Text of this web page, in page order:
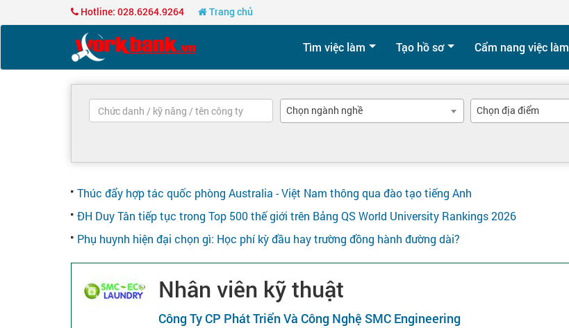
Hotline: 028.6264.9264 Trang chủ
Tìm việc làm Tạo hồ sơ Cẩm nang việc làm
Chọn ngành nghề Chọn địa điểm
Thúc đẩy hợp tác quốc phòng Australia - Việt Nam thông qua đào tạo tiếng Anh
ĐH Duy Tân tiếp tục trong Top 500 thế giới trên Bảng QS World University Rankings 2026
Phụ huynh hiện đại chọn gì: Học phí kỳ đầu hay trường đồng hành đường dài?
Nhân viên kỹ thuật
Công Ty CP Phát Triển Và Công Nghệ SMC Engineering